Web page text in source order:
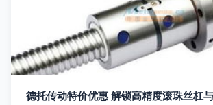
德托传动特价优惠 解锁高精度滚珠丝杠